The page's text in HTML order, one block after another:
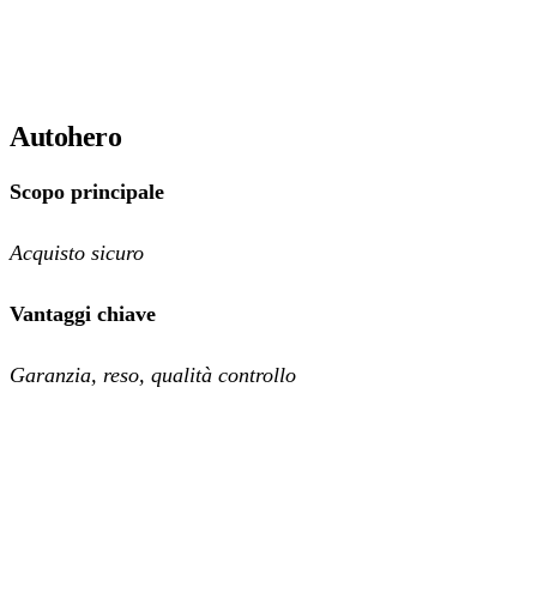
Autohero
Scopo principale
Acquisto sicuro
Vantaggi chiave
Garanzia, reso, qualità controllo